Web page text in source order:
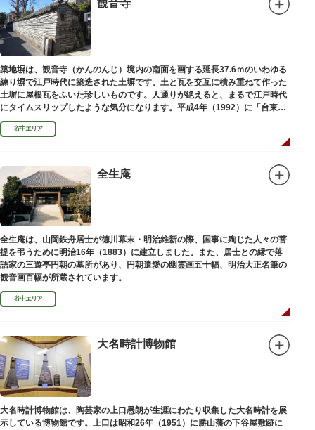
観音寺
築地塀は、観音寺（かんのんじ）境内の南面を画する延長37.6ｍのいわゆる
練り塀で江戸時代に築造された土塀です。土と瓦を交互に積み重ねて作った
土塀に屋根瓦をふいた珍しいものです。人通りが絶えると、まるで江戸時代
にタイムスリップしたような気分になります。平成4年（1992）に「台東区
まちかど賞」を受賞しました。
谷中エリア
全生庵
全生庵は、山岡鉄舟居士が徳川幕末・明治維新の際、国事に殉じた人々の菩
提を弔うために明治16年（1883）に建立しました。また、居士との縁で落
語家の三遊亭円朝の墓所があり、円朝遣愛の幽霊画五十幅、明治大正名筆の
観音画百幅が所蔵されています。
谷中エリア
大名時計博物館
大名時計博物館は、陶芸家の上口愚朗が生涯にわたり収集した大名時計を展
示している博物館です。上口は昭和26年（1951）に勝山藩の下谷屋敷跡に